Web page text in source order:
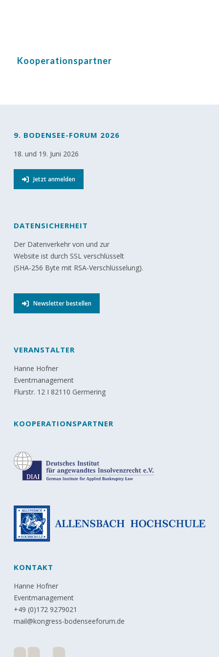
Kooperationspartner
9. BODENSEE-FORUM 2026
18. und 19. Juni 2026
Jetzt anmelden
DATENSICHERHEIT
Der Datenverkehr von und zur
Website ist durch SSL verschlüsselt
(SHA-256 Byte mit RSA-Verschlüsselung).
Newsletter bestellen
VERANSTALTER
Hanne Hofner
Eventmanagement
Flurstr. 12 I 82110 Germering
KOOPERATIONSPARTNER
KONTAKT
Hanne Hofner
Eventmanagement
+49 (0)172 9279021
mail@kongress-bodenseeforum.de